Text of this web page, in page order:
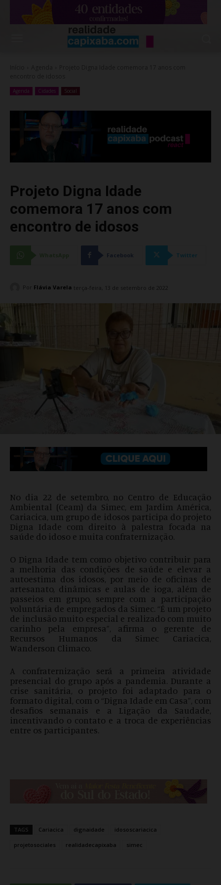
Agenda Cidades Social
Projeto Digna Idade
comemora 17 anos com
encontro de idosos
Facebook Twitter
Por Flávia Varela terça-feira, 13 de setembro de 2022
No dia 22 de setembro, no Centro de Educação
Ambiental (Ceam) da Simec, em Jardim América,
Cariacica, um grupo de idosos participa do projeto
Digna Idade com direito à palestra focada na
saúde do idoso e muita confraternização.
O Digna Idade tem como objetivo contribuir para
a melhoria das condições de saúde e elevar a
autoestima dos idosos, por meio de oficinas de
artesanato, dinâmicas e aulas de ioga, além de
passeios em grupo, sempre com a participação
voluntária de empregados da Simec. “É um projeto
de inclusão muito especial e realizado com muito
carinho pela empresa”, afirma o gerente de
Recursos Humanos da Simec Cariacica,
Wanderson Climaco.
A confraternização será a primeira atividade
presencial do grupo após a pandemia. Durante a
crise sanitária, o projeto foi adaptado para o
formato digital, com o “Digna Idade em Casa”, com
desafios semanais e a Ligação da Saudade,
incentivando o contato e a troca de experiências
entre os participantes.
TAGS Cariacica dignaidade idososcariacica
projetosociales realidadecapixaba simec